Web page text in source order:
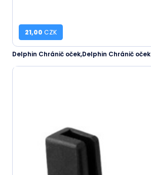
21,00 CZK
Delphin Chránič oček,Delphin Chránič oček